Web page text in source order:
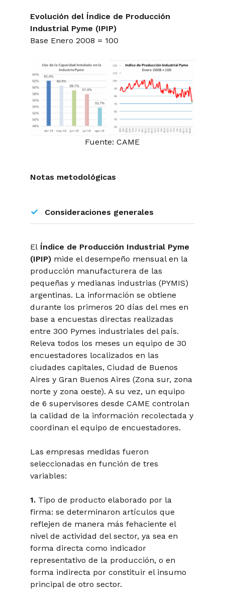
Evolución del Índice de Producción
Industrial Pyme (IPIP)
Base Enero 2008 = 100
Fuente: CAME
Notas metodológicas
Consideraciones generales
ElÍndice de Producción Industrial Pyme
(IPIP) mide el desempeño mensual en la
producción manufacturera de las
pequeñas y medianas industrias (PYMIS)
argentinas. La información se obtiene
durante los primeros 20 días del mes en
base a encuestas directas realizadas
entre 300 Pymes industriales del país.
Releva todos los meses un equipo de 30
encuestadores localizados en las
ciudades capitales, Ciudad de Buenos
Aires y Gran Buenos Aires (Zona sur, zona
norte y zona oeste). A su vez, un equipo
de 6 supervisores desde CAME controlan
la calidad de la información recolectada y
coordinan el equipo de encuestadores.
Las empresas medidas fueron
seleccionadas en función de tres
variables:
1.Tipo de producto elaborado por la
firma: se determinaron artículos que
reflejen de manera más fehaciente el
nivel de actividad del sector, ya sea en
forma directa como indicador
representativo de la producción, o en
forma indirecta por constituir el insumo
principal de otro sector.